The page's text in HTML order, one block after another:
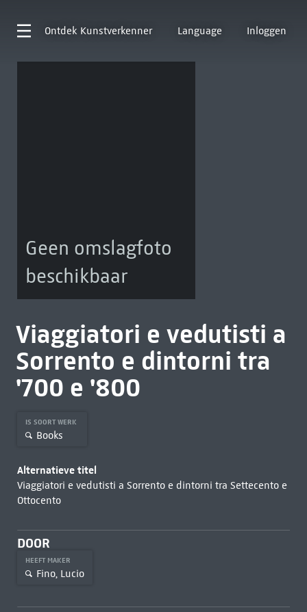
Ontdek Kunstverkenner Language Inloggen
Geen omslagfoto
beschikbaar
Viaggiatori e vedutisti a
Sorrento e dintorni tra
'700 e '800
IS SOORT WERK
Books
Alternatieve titel
Viaggiatori e vedutisti a Sorrento e dintorni tra Settecento e
Ottocento
DOOR
HEEFT MAKER
Fino, Lucio